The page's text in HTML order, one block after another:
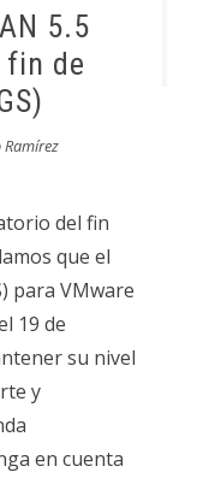
5.5
de
Ramírez
del fin
que el
para VMware
19 de
su nivel
y
en cuenta